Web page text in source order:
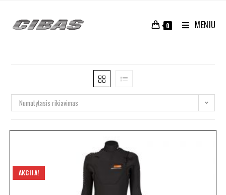
0 MENIU
Numatytasis rikiavimas
AKCIJA!